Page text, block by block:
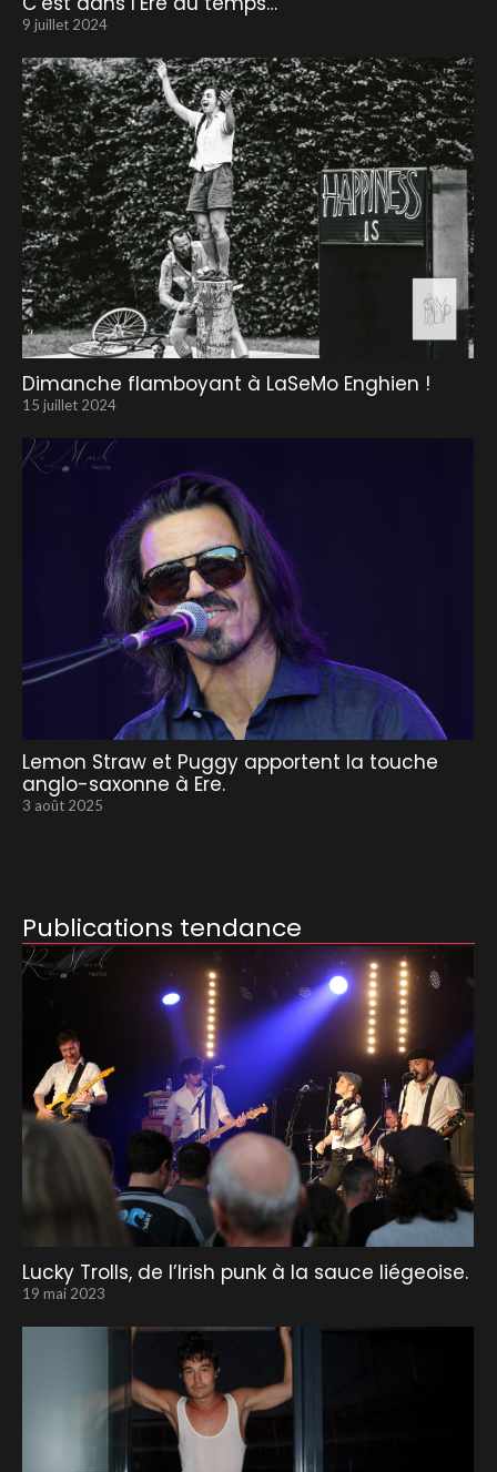
9 juillet 2024
Dimanche flamboyant à LaSeMo Enghien !
15 juillet 2024
Lemon Straw et Puggy apportent la touche
anglo-saxonne à Ere.
3 août 2025
Publications tendance
Lucky Trolls, de l’Irish punk à la sauce liégeoise.
19 mai 2023